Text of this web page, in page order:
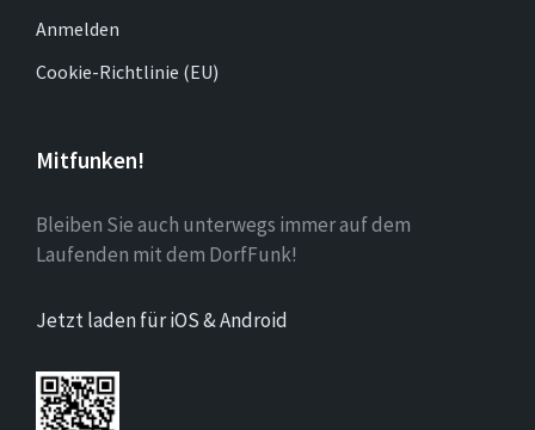
Anmelden
Cookie-Richtlinie (EU)
Mitfunken!
Bleiben Sie auch unterwegs immer auf dem
Laufenden mit dem DorfFunk!
Jetzt laden für iOS & Android